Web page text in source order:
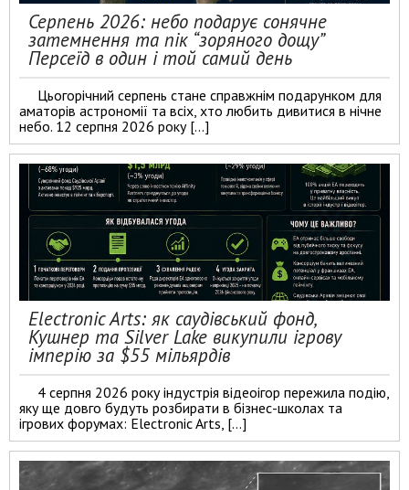
Серпень 2026: небо подарує сонячне
затемнення та пік “зоряного дощу”
Персеїд в один і той самий день
Цьогорічний серпень стане справжнім подарунком для
аматорів астрономії та всіх, хто любить дивитися в нічне
небо. 12 серпня 2026 року […]
Electronic Arts: як саудівський фонд,
Кушнер та Silver Lake викупили ігрову
імперію за $55 мільярдів
4 серпня 2026 року індустрія відеоігор пережила подію,
яку ще довго будуть розбирати в бізнес-школах та
ігрових форумах: Electronic Arts, […]